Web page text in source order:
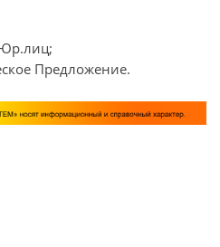
Предложение.